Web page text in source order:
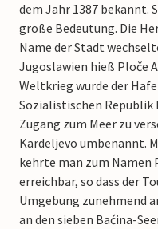
dem Jahr 1387 bekannt.
große Bedeutung. Die
Name der Stadt
Jugoslawien hieß Ploče
Weltkrieg wurde der
Sozialistischen Republik
Zugang zum Meer zu
Kardeljevo umbenannt.
kehrte man zum Namen
erreichbar, so dass der
Umgebung zunehmend
an den sieben Baćina-